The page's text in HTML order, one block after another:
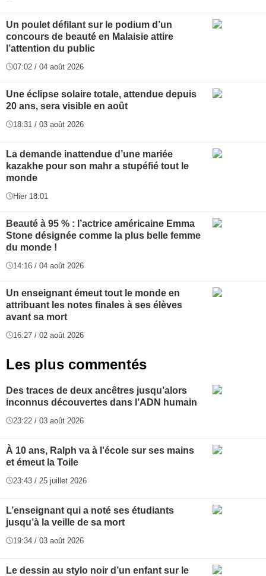
Un poulet défilant sur le podium d’un
concours de beauté en Malaisie attire
l’attention du public
07:02 / 04 août 2026
Une éclipse solaire totale, attendue depuis
20 ans, sera visible en août
18:31 / 03 août 2026
La demande inattendue d’une mariée
kazakhe pour son mahr a stupéfié tout le
monde
Hier 18:01
Beauté à 95 % : l’actrice américaine Emma
Stone désignée comme la plus belle femme
du monde !
14:16 / 04 août 2026
Un enseignant émeut tout le monde en
attribuant les notes finales à ses élèves
avant sa mort
16:27 / 02 août 2026
Les plus commentés
Des traces de deux ancêtres jusqu’alors
inconnus découvertes dans l’ADN humain
23:22 / 03 août 2026
À 10 ans, Ralph va à l'école sur ses mains
et émeut la Toile
23:43 / 25 juillet 2026
L’enseignant qui a noté ses étudiants
jusqu’à la veille de sa mort
19:34 / 03 août 2026
Le dessin au stylo noir d’un enfant sur le